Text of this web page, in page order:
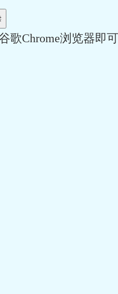
Chrome浏览器即可